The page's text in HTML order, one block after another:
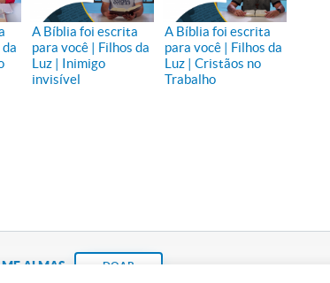
A Bíblia foi escrita
para você | Filhos da
Luz | Inimigo
invisível
A Bíblia foi escrita
para você | Filhos da
Luz | Cristãos no
Trabalho
ALMAS DOAR